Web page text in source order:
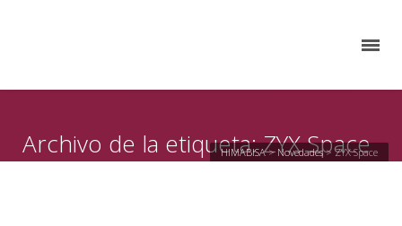
Archivo de la etiqueta: ZYX Space
HIMABISA> Novedades>ZYX Space